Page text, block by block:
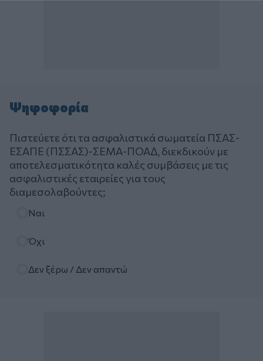
Ψηφοφορία
Πιστεύετε ότι τα ασφαλιστικά σωματεία ΠΣΑΣ-
ΕΣΑΠΕ (ΠΣΣΑΣ)-ΣΕΜΑ-ΠΟΑΔ, διεκδικούν με
αποτελεσματικότητα καλές συμβάσεις με τις
ασφαλιστικές εταιρείες για τους
διαμεσολαβούντες;
Ναι
Όχι
Δεν ξέρω / Δεν απαντώ